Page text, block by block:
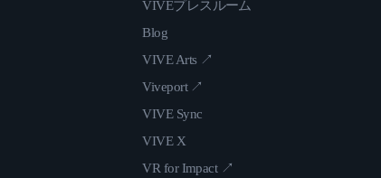
VIVEプレスルーム
Blog
VIVE Arts ↗
Viveport ↗
VIVE Sync
VIVE X
VR for Impact ↗